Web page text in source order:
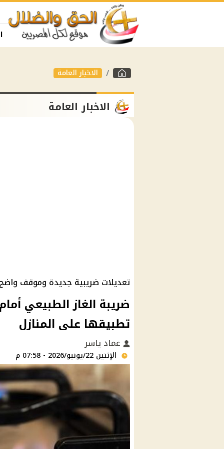
الاخبار العامة
الاخبار العامة
تعديلات ضريبية جديدة وموقف واضح
ضريبة الغاز الطبيعي
تطبيقها على المنازل
عماد ياسر
الإثنين 22/يونيو/2026 - 07:58 م